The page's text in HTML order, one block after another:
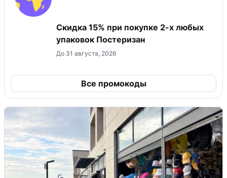
Скидка 15% при покупке 2-х любых
упаковок Постеризан
До 31 августа, 2026
Все промокоды